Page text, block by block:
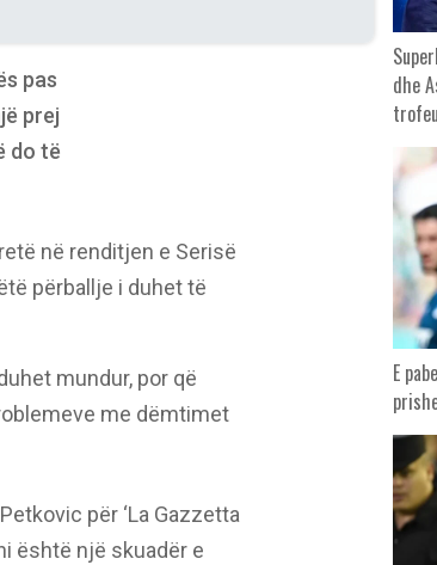
pas
prej
do të
në renditjen e Serisë
përballje i duhet të
mundur, por që
me dëmtimet
për ‘La Gazzetta
është një skuadër e
dhe
E